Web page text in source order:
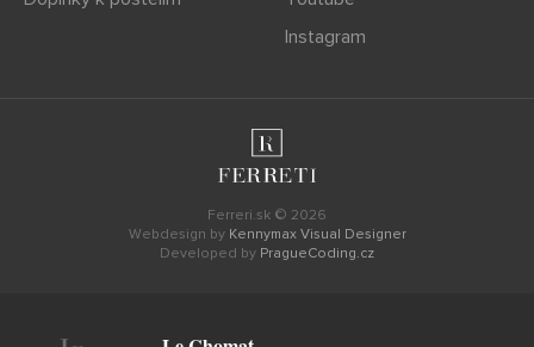
Instagram
Ferreri.sk © 2026
Webdesign by Kennymax Visual Designer
Developed by PragueCoding.cz